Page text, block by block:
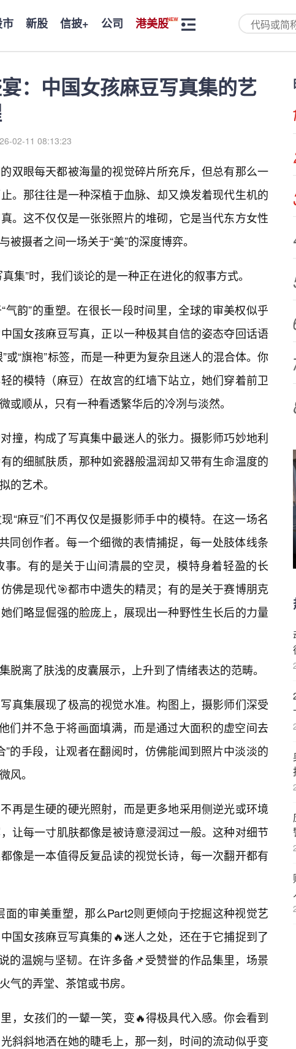
新股 信披+ 公司 港美股
：中国女孩麻豆写真集的艺
02-11 08:13:23
双眼每天都被海量的视觉碎片所充斥，但总有那么一
。那往往是一种深植于血脉、却又焕发着现代生机的
这不仅仅是一张张照片的堆砌，它是当代东方女性
摄者之间一场关于“美”的深度博弈。
集”时，我们谈论的是一种正在进化的叙事方式。
气韵”的重塑。在很长一段时间里，全球的审美权似乎
国女孩麻豆写真，正以一种极其自信的姿态夺回话语
或“旗袍”标签，而是一种更为复杂且迷人的混合体。你
的模特（麻豆）在故宫的红墙下站立，她们穿着前卫
或顺从，只有一种看透繁华后的冷冽与淡然。
撞，构成了写真集中最迷人的张力。摄影师巧妙地利
的细腻肤质，那种如瓷器般温润却又带有生命温度的
的艺术。
“麻豆”们不再仅仅是摄影师手中的模特。在这一场名
同创作者。每一个细微的表情捕捉，每一处肢体线条
。有的是关于山间清晨的空灵，模特身着轻盈的长
佛是现代🎯都市中遗失的精灵；有的是关于赛博朋克
们略显倔强的脸庞上，展现出一种野性生长后的力量
脱离了肤浅的皮囊展示，上升到了情绪表达的范畴。
真集展现了极高的视觉水准。构图上，摄影师们深受
们并不急于将画面填满，而是通过大面积的虚空间去
的手段，让观者在翻阅时，仿佛能闻到照片中淡淡的
风。
再是生硬的硬光照射，而是更多地采用侧逆光或环境
让每一寸肌肤都像是被诗意浸润过一般。这种对细节
像是一本值得反复品读的视觉长诗，每一次翻开都有
的审美重塑，那么Part2则更倾向于挖掘这种视觉艺
国女孩麻豆写真集的🔥迷人之处，还在于它捕捉到了
的温婉与坚韧。在许多备📌受赞誉的作品集里，场景
气的弄堂、茶馆或书房。
，女孩们的一颦一笑，变🔥得极具代入感。你会看到
斜斜地洒在她的睫毛上，那一刻，时间的流动似乎变